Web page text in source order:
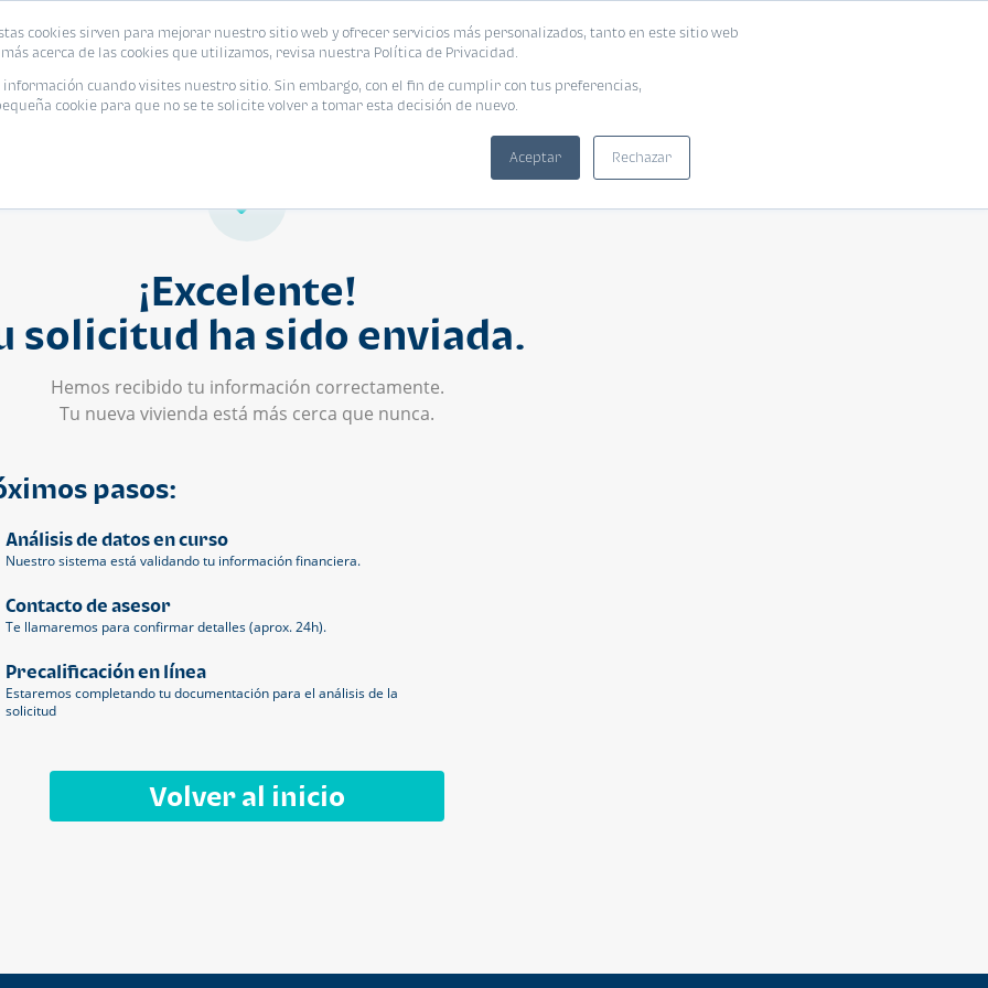
cookies sirven para mejorar nuestro sitio web y ofrecer servicios más personalizados, tanto en este sitio web
acerca de las cookies que utilizamos, revisa nuestra Política de Privacidad.
cuando visites nuestro sitio. Sin embargo, con el fin de cumplir con tus preferencias,
cookie para que no se te solicite volver a tomar esta decisión de nuevo.
Aceptar Rechazar
Eventos Promociones Blog Encuentra tu vivienda ideal
¡Excelente!
solicitud ha sido enviada.
Hemos recibido tu información correctamente.
Tu nueva vivienda está más cerca que nunca.
pasos:
Análisis de datos en curso
Nuestro sistema está validando tu información financiera.
Contacto de asesor
Te llamaremos para confirmar detalles (aprox. 24h).
Precalificación en línea
Estaremos completando tu documentación para el análisis de la
solicitud
Volver al inicio